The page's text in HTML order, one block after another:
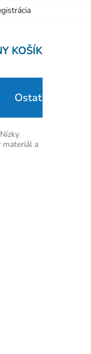
KOŠÍK
Ostatné
materiál a